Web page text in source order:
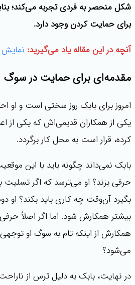
شکل منحصر به فردی تجربه می‌کند؛
برای حمایت کردن وجود دارد.
آنچه در این مقاله یاد می‌گیرید: نمایش
مقدمه‌ای برای حمایت در سوگ
امروز برای بابک روز سختی است و او
یکی از همکاران قدیمی‌اش که یکی از
کرده، قرار است به محل کار برگردد.
بابک نمی‌داند چگونه باید با این
حرفی بزند؟ او می‌ترسد که اگر
بگیرد آن‌وقت چه کاری باید بکند؟ او
بیشتر همکارش شود. اما اگر اصلاً
همکارش از اینکه تام به سوگ او
می‌شود؟
در نهایت، بابک به دلیل ترس از